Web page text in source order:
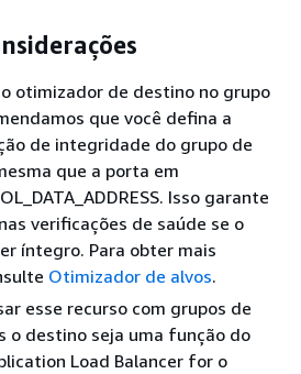
otimizador de destino no grupo
que você defina a
de integridade do grupo de
que a porta em
Isso garante
verificações de saúde se o
íntegro. Para obter mais
Otimizador de alvos.
esse recurso com grupos de
o destino seja uma função do
Load Balancer for o